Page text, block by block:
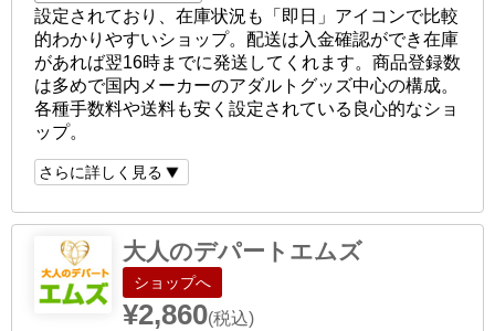
設定されており、在庫状況も「即日」アイコンで比較
的わかりやすいショップ。配送は入金確認ができ在庫
があれば翌16時までに発送してくれます。商品登録数
は多めで国内メーカーのアダルトグッズ中心の構成。
各種手数料や送料も安く設定されている良心的なショ
ップ。
さらに詳しく見る
大人のデパートエムズ
ショップへ
¥2,860(税込)